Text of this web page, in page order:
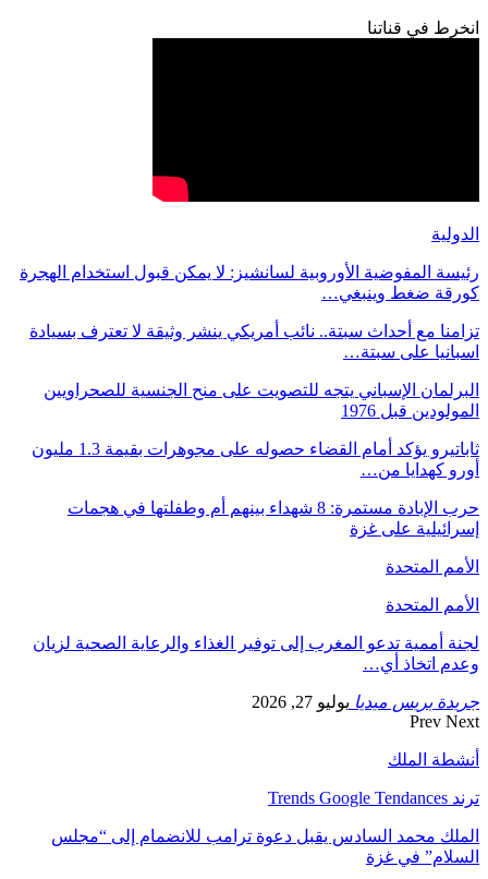
انخرط في قناتنا
الدولية
رئيسة المفوضية الأوروبية لسانشيز: لا يمكن قبول استخدام الهجرة
كورقة ضغط وينبغي…
تزامنا مع أحداث سبتة.. نائب أمريكي ينشر وثيقة لا تعترف بسيادة
اسبانيا على سبتة…
البرلمان الإسباني يتجه للتصويت على منح الجنسية للصحراويين
المولودين قبل 1976
ثاباتيرو يؤكد أمام القضاء حصوله على مجوهرات بقيمة 1.3 مليون
أورو كهدايا من…
حرب الإبادة مستمرة: 8 شهداء بينهم أم وطفلتها في هجمات
إسرائيلية على غزة
الأمم المتحدة
الأمم المتحدة
لجنة أممية تدعو المغرب إلى توفير الغذاء والرعاية الصحية لزيان
وعدم اتخاذ أي…
جريدة بريس ميديا يوليو 27, 2026
Prev Next
أنشطة الملك
ترند Trends Google Tendances
الملك محمد السادس يقبل دعوة ترامب للانضمام إلى “مجلس
السلام” في غزة